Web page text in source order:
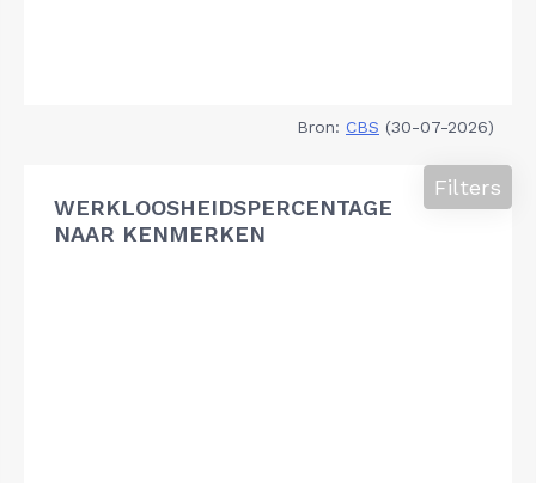
Bron: CBS (30-07-2026)
WERKLOOSHEIDSPERCENTAGE
NAAR KENMERKEN
Filters